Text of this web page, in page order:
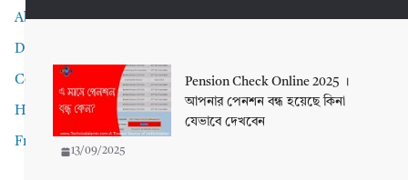
About me
Disclaimer
Contact Me
Home
Front Page
Pension Check Online 2025 ।
আপনার পেনশন বন্ধ হয়েছে কিনা
যেভাবে দেখবেন
13/09/2025